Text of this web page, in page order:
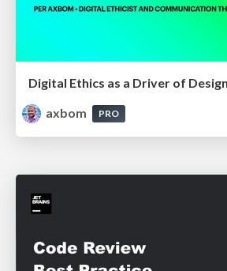
Digital Ethics as a Driver of
axbom
PRO